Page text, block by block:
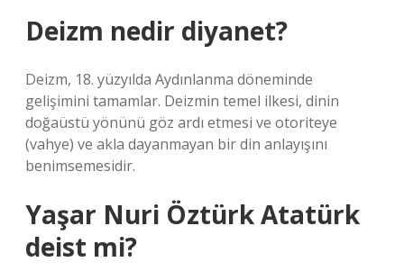
Deizm nedir diyanet?
Deizm, 18. yüzyılda Aydınlanma döneminde
gelişimini tamamlar. Deizmin temel ilkesi, dinin
doğaüstü yönünü göz ardı etmesi ve otoriteye
(vahye) ve akla dayanmayan bir din anlayışını
benimsemesidir.
Yaşar Nuri Öztürk Atatürk
deist mi?